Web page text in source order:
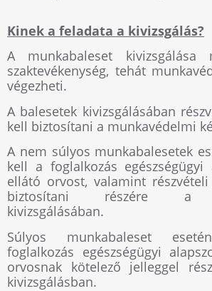
Kinek a feladata a kivizsgálás?
A munkabaleset kivizsgálása
szaktevékenység, tehát
végezheti.
A balesetek kivizsgálásában
kell biztosítani a munkavédelmi
A nem súlyos munkabalesetek
kell a foglalkozás egészségügyi
ellátó orvost, valamint
biztosítani részére a
kivizsgálásában.
Súlyos munkabaleset
foglalkozás egészségügyi
orvosnak kötelező jelleggel
kivizsgálásban.